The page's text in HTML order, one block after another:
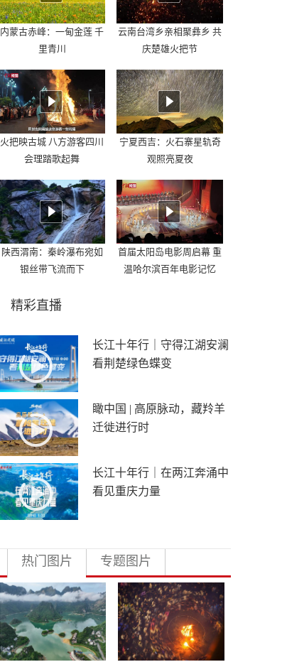
内蒙古赤峰：一甸金莲 千
里青川
云南台湾乡亲相聚彝乡 共
庆楚雄火把节
火把映古城 八方游客四川
会理踏歌起舞
宁夏西吉：火石寨星轨奇
观照亮夏夜
陕西渭南：秦岭瀑布宛如
银丝带飞流而下
首届太阳岛电影周启幕 重
温哈尔滨百年电影记忆
精彩直播
长江十年行｜守得江湖安澜
看荆楚绿色蝶变
瞰中国 | 高原脉动，藏羚羊
迁徙进行时
长江十年行｜在两江奔涌中
看见重庆力量
热门图片 专题图片